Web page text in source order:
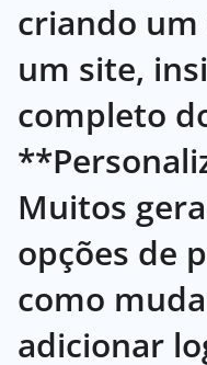
criando um
um site,
completo
Muitos
opções de
como
adicionar